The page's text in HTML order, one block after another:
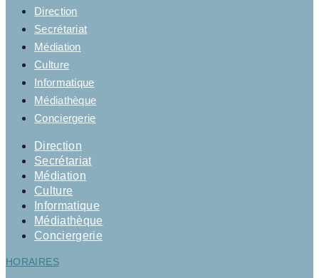
Direction
Secrétariat
Médiation
Culture
Informatique
Médiathèque
Conciergerie
Direction
Secrétariat
Médiation
Culture
Informatique
Médiathèque
Conciergerie
HORAIRES